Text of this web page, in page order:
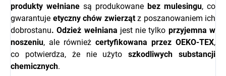
produkty wełniane są produkowane bez mulesingu, co
gwarantuje etyczny chów zwierzątz poszanowaniem ich
dobrostanu. Odzież wełniana jest nie tylko przyjemna w
noszeniu, ale również certyfikowana przez OEKO-TEX,
co potwierdza, że nie użytoszkodliwych substancji
chemicznych.